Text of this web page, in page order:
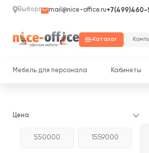
Выборг mail@nice-office.ru+7(499)460-
Каталог
Мебель для персонала Кабинеты
Цена